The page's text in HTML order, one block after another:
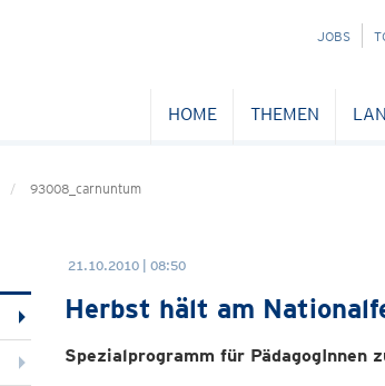
NAVIGATION
JOBS
HOME THEMEN
93008_carnuntum
21.10.2010 | 08:50
Herbst hält am
Spezialprogramm für PädagogInnen